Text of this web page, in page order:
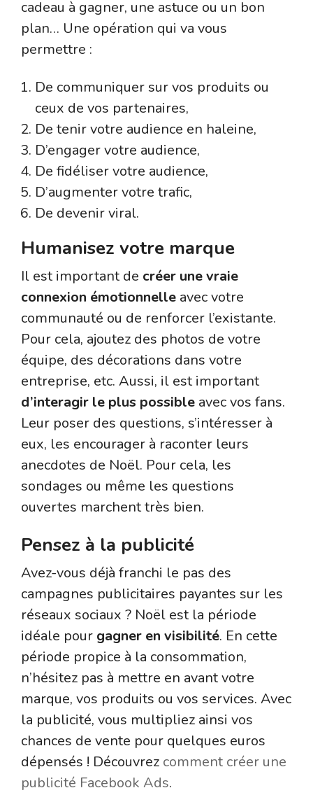
cadeau à gagner, une astuce ou un bon
plan… Une opération qui va vous
permettre :
De communiquer sur vos produits ou
ceux de vos partenaires,
De tenir votre audience en haleine,
D’engager votre audience,
De fidéliser votre audience,
D’augmenter votre trafic,
De devenir viral.
Humanisez votre marque
Il est important de créer une vraie
connexion émotionnelle avec votre
communauté ou de renforcer l’existante.
Pour cela, ajoutez des photos de votre
équipe, des décorations dans votre
entreprise, etc. Aussi, il est important
d’interagir le plus possible avec vos fans.
Leur poser des questions, s’intéresser à
eux, les encourager à raconter leurs
anecdotes de Noël. Pour cela, les
sondages ou même les questions
ouvertes marchent très bien.
Pensez à la publicité
Avez-vous déjà franchi le pas des
campagnes publicitaires payantes sur les
réseaux sociaux ? Noël est la période
idéale pour gagner en visibilité. En cette
période propice à la consommation,
n’hésitez pas à mettre en avant votre
marque, vos produits ou vos services. Avec
la publicité, vous multipliez ainsi vos
chances de vente pour quelques euros
dépensés ! Découvrez comment créer une
publicité Facebook Ads.